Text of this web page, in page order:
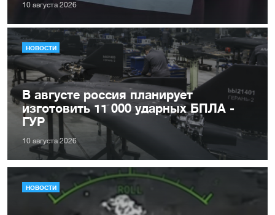
10 августа 2026
НОВОСТИ
В августе россия планирует
изготовить 11 000 ударных БПЛА -
ГУР
10 августа 2026
НОВОСТИ